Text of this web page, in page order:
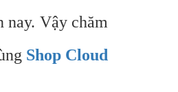
nay. Vậy chăm
Shop Cloud